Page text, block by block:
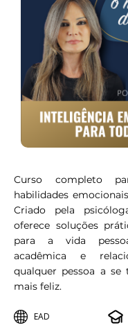
Curso completo
habilidades
Criado pela
oferece soluções
para a vida
acadêmica e
qualquer pessoa a
mais feliz.
EAD